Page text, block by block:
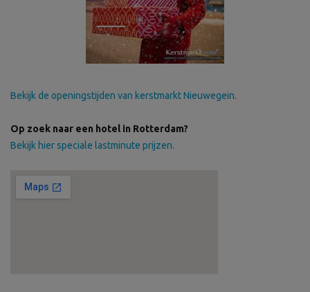
Bekijk de openingstijden van kerstmarkt Nieuwegein.
Op zoek naar een hotel in Rotterdam?
Bekijk hier speciale lastminute prijzen.